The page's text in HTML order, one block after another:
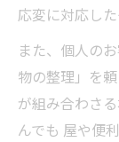
応変に対応した
また、個人の
物の整理」を
が組み合わさ
んでも 屋や便